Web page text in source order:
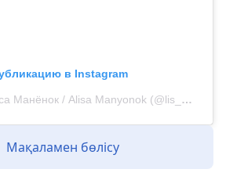
в Instagram
Публикация от Алиса Манёнок / Alisa Manyonok (@lis_manyonok)
Мақаламен бөлісу